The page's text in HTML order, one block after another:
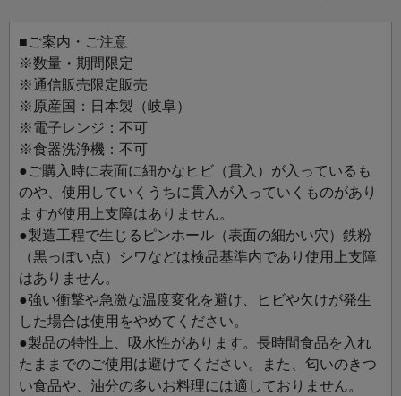
なアイデアでお使いください。
■ご案内・ご注意
※数量・期間限定
※通信販売限定販売
※原産国：日本製（岐阜）
※電子レンジ：不可
※食器洗浄機：不可
●ご購入時に表面に細かなヒビ（貫入）が入っているも
のや、使用していくうちに貫入が入っていくものがあり
ますが使用上支障はありません。
●製造工程で生じるピンホール（表面の細かい穴）鉄粉
（黒っぽい点）シワなどは検品基準内であり使用上支障
はありません。
●強い衝撃や急激な温度変化を避け、ヒビや欠けが発生
した場合は使用をやめてください。
●製品の特性上、吸水性があります。長時間食品を入れ
たままでのご使用は避けてください。また、匂いのきつ
い食品や、油分の多いお料理には適しておりません。